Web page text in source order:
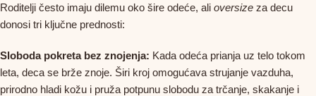
Roditelji često imaju dilemu oko šire odeće, ali oversize za decu
donosi tri ključne prednosti:
Sloboda pokreta bez znojenja: Kada odeća prianja uz telo tokom
leta, deca se brže znoje. Širi kroj omogućava strujanje vazduha,
prirodno hladi kožu i pruža potpunu slobodu za trčanje, skakanje i